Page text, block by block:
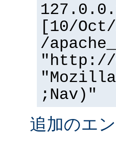
[10/
/
"http://
;Nav)"
追加のエ